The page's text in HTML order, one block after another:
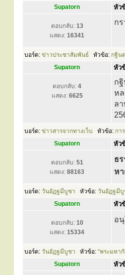
Supatorn
หัว
ตอบกลับ: 13
แสดง: 16341
ก
บอร์ด: ข่าวประชาสัมพันธ์ หัวข้อ: กฐิน
Supatorn
หัว
ตอบกลับ: 4
แสดง: 6625
ก
หล
ล
บอร์ด: ข่าวสารจากทางเว็บ หัวข้อ: กา
Supatorn
หัว
ตอบกลับ: 51
แสดง: 88163
ธ
ห
บอร์ด: วันอัฏฐมีบูชา หัวข้อ: วันอัฏฐมีบู
Supatorn
หัว
ตอบกลับ: 10
แสดง: 15334
อ
บอร์ด: วันอัฏฐมีบูชา หัวข้อ: “พระมหา
Supatorn
หัว